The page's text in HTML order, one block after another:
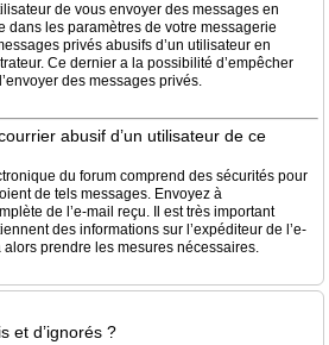
de vous envoyer des messages en
dans les paramètres de votre messagerie
privés abusifs d’un utilisateur en
Ce dernier a la possibilité d’empêcher
des messages privés.
abusif d’un utilisateur de ce
du forum comprend des sécurités pour
de tels messages. Envoyez à
de l’e-mail reçu. Il est très important
des informations sur l’expéditeur de l’e-
alors prendre les mesures nécessaires.
et d’ignorés ?